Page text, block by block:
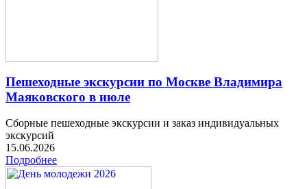
Пешеходные экскурсии по Москве Владимира
Маяковского в июле
Сборные пешеходные экскурсии и заказ индивидуальных
экскурсий
15.06.2026
Подробнее